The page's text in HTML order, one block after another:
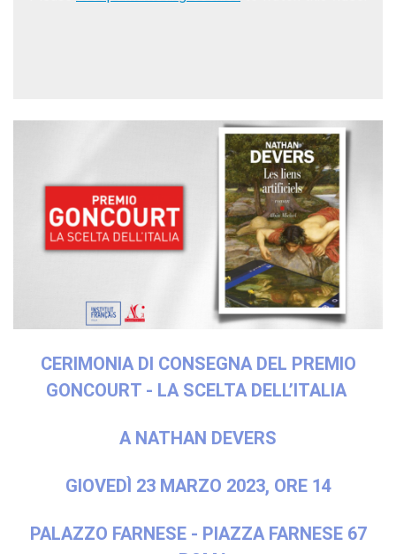
Contacts
I nostri luoghi
I contatti
I nostri sostenitori
Café dell'innovazione
Dialoghi del Farnese
Farnèse à la page
Festa della musica
Incontro italo-francesi sul
mondo di domani
Operazioni artistiche
FRANCESE
CERIMONIA DI CONSEGNA DEL PREMIO
GONCOURT - LA SCELTA DELL’ITALIA
A NATHAN DEVERS
GIOVEDÌ 23 MARZO 2023, ORE 14
PALAZZO FARNESE - PIAZZA FARNESE 67